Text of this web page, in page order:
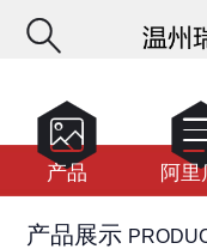


产品 阿里
产品展示